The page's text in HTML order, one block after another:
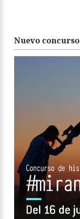
Nuevo concurso